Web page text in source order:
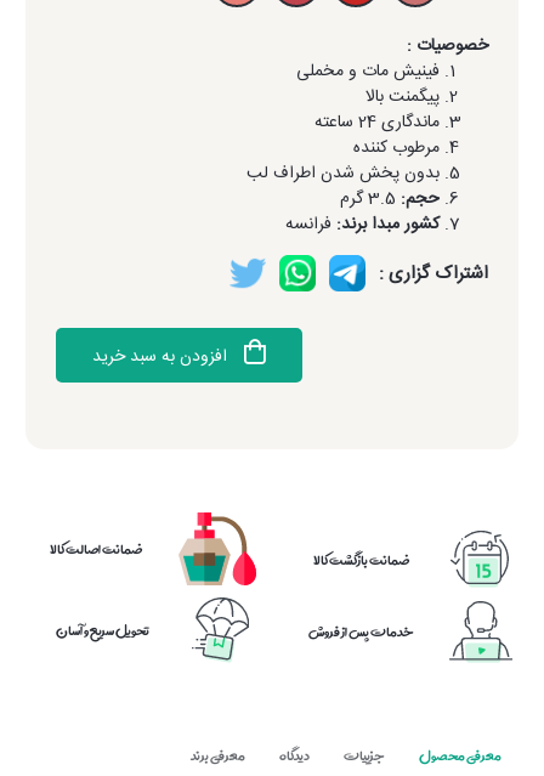
خصوصیات :
فینیش مات و مخملی
پیگمنت بالا
ماندگاری 24 ساعته
مرطوب کننده
بدون پخش شدن اطراف لب
حجم: 3.5 گرم
کشور مبدا برند: فرانسه
اشتراک گزاری :
افزودن به سبد خرید
ضمانت بازگشت کالا ضمانت اصالت کالا
خدمات پس از فروش تحویل سریع و آسان
معرفی محصول جزییات دیدگاه معرفی برند